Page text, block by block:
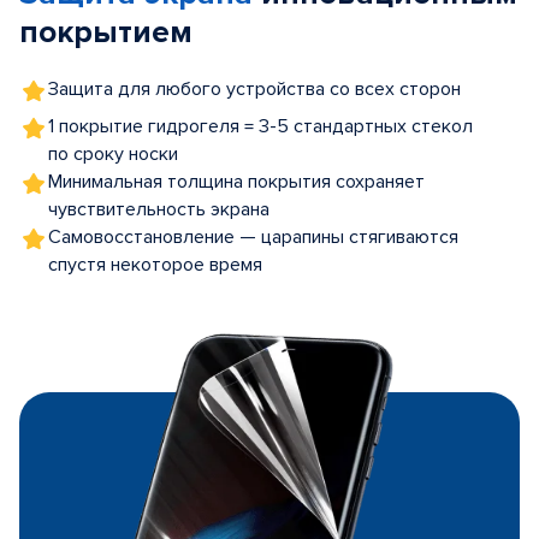
покрытием
Защита для любого устройства со всех сторон
1 покрытие гидрогеля = 3-5 стандартных стекол
по сроку носки
Минимальная толщина покрытия сохраняет
чувствительность экрана
Самовосстановление — царапины стягиваются
спустя некоторое время